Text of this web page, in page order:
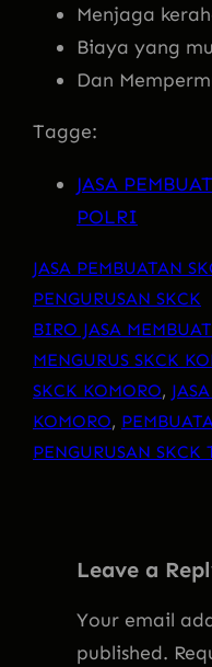
Menjaga
Biaya yang
Dan
Tagge:
JASA
POLRI
JASA PEMBUATAN
PENGURUSAN SKCK
BIRO JASA
MENGURUS SKCK
SKCK KOMORO,
KOMORO,
PENGURUSAN SKCK
Leave a
Your email
published.